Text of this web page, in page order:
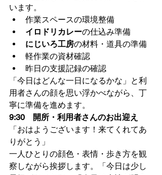
います。
作業スペースの環境整備
イロドリカレーの仕込み準備
にじいろ工房の材料・道具の準備
軽作業の資材確認
昨日の支援記録の確認
「今日はどんな一日になるかな」と利
用者さんの顔を思い浮かべながら、丁
寧に準備を進めます。
9:30　開所・利用者さんのお出迎え
「おはようございます！来てくれてあ
りがとう」
一人ひとりの顔色・表情・歩き方を観
察しながら挨拶します。「今日は少し